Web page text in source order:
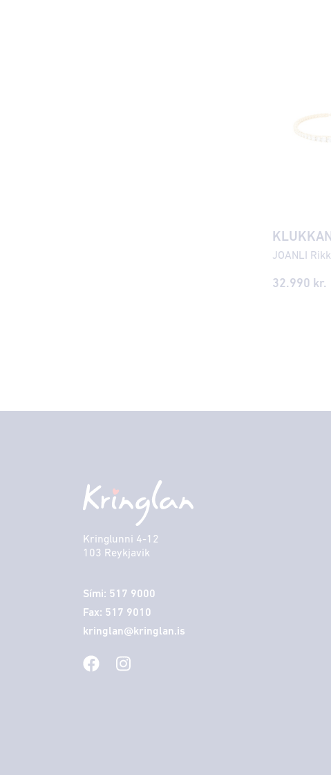
KLUKKAN
32.990 kr.
Kringlunni 4-12
103 Reykjavik
Sími: 517 9000
Fax: 517 9010
kringlan@kringlan.is